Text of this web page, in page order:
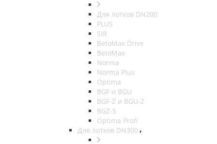
Для лотков DN200
PLUS
SIR
BetoMax Drive
BetoMax
Norma
Norma Plus
Optima
BGF и BGU
BGF-Z и BGU-Z
BGZ-S
Optima Profi
Для лотков DN300